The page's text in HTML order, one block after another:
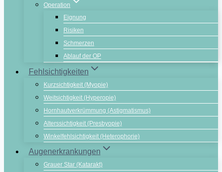
Operation
Eignung
Risiken
Schmerzen
Ablauf der OP
Fehlsichtigkeiten
Kurzsichtigkeit (Myopie)
Weitsichtigkeit (Hyperopie)
Hornhautverkrümmung (Astigmatismus)
Alterssichtigkeit (Presbyopie)
Winkelfehlsichtigkeit (Heterophorie)
Augenerkrankungen
Grauer Star (Katarakt)